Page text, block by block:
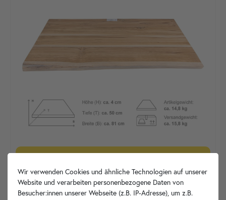
Wir verwenden Cookies und ähnliche Technologien auf unserer
Website und verarbeiten personenbezogene Daten von
Besucher:innen unserer Webseite (z.B. IP-Adresse), um z.B.